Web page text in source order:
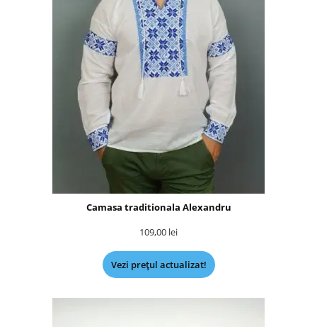
Camasa traditionala Alexandru
109,00 lei
Vezi prețul actualizat!